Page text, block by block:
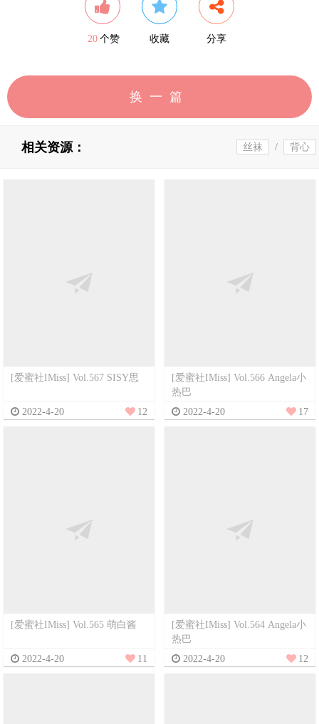
20 个赞 收藏 分享
换一篇
相关资源： 丝袜 / 背心
[爱蜜社IMiss] Vol.567 SISY思
2022-4-20 12
[爱蜜社IMiss] Vol.566 Angela小
热巴
2022-4-20
17
[爱蜜社IMiss] Vol.565 萌白酱
2022-4-20 11
[爱蜜社IMiss] Vol.564 Angela小
热巴
2022-4-20
12